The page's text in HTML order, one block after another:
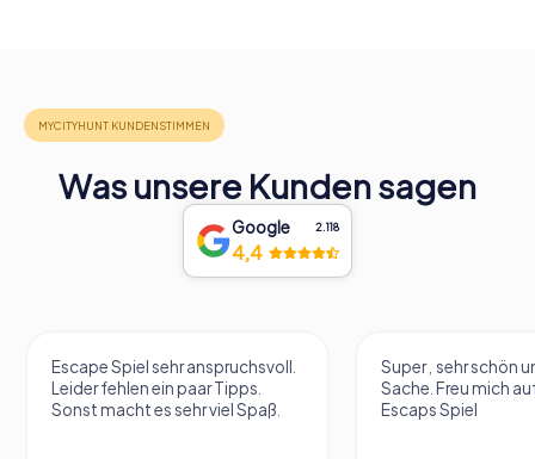
Was unsere Kunden sagen
Google 2.118
4,4
Escape Spiel sehr anspruchsvoll.
Leider fehlen ein paar Tipps.
Sonst macht es sehr viel Spaß.
Super , sehr schön
Sache. Freu mich
Escaps Spiel